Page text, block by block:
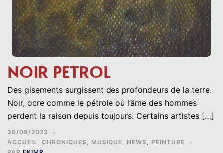
NOIR PETROL
Des gisements surgissent des profondeurs de la terre.
Noir, ocre comme le pétrole où l’âme des hommes
perdent la raison depuis toujours. Certains artistes […]
30/09/2023
ACCUEIL, CHRONIQUES , MUSIQUE, NEWS , PEINTURE